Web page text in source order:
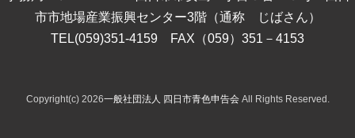
市市地場産業振興センター3階（通称 じばさん）
TEL(059)351-4159 FAX（059）351－4153
Copyright(c) 2026一般社団法人 四日市青色申告会All Rights Reserved.